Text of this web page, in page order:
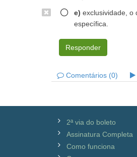
e) exclusividade, o
específica.
Responder
Comentários (0)
2ª via do boleto
Assinatura Completa
Como funciona